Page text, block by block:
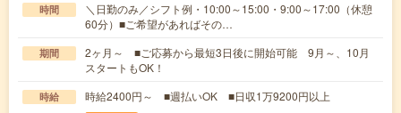
時間
＼日勤のみ／シフト例・10:00～15:00・9:00～17:00（休憩
60分）■ご希望があればその…
期間
2ヶ月～ ■ご応募から最短3日後に開始可能 9月～、10月
スタートもOK！
時給 時給2400円～ ■週払いOK ■日収1万9200円以上